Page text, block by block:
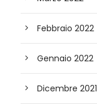
Febbraio 2022
Gennaio 2022
Dicembre 2021